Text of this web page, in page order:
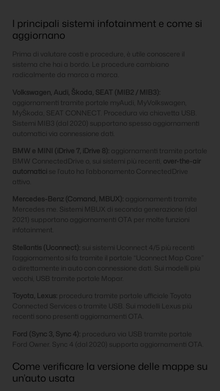
I principali sistemi infotainment e come si
aggiornano
Prima di valutare costi e procedure, è utile conoscere il
sistema che hai a bordo. Le procedure cambiano
radicalmente da marca a marca.
Volkswagen, Audi, Škoda, SEAT (MIB2 / MIB3):
aggiornamenti tramite portale myAudi, MyVolkswagen,
MyŠkoda, SEAT CONNECT. Procedura via chiavetta USB.
Sistemi MIB3 (dal 2020) supportano spesso aggiornamenti
automatici via connessione dati.
BMW e MINI (iDrive 7, iDrive 8): aggiornamenti tramite portale
BMW ConnectedDrive o, sui sistemi più recenti, over-the-air
automatici se l’auto ha l’abbonamento ConnectedDrive
attivo.
Mercedes-Benz (Comand, MBUX): aggiornamenti tramite
Mercedes me. Sistemi MBUX di seconda generazione (dal
2021) supportano aggiornamenti OTA per molte funzioni
infotainment.
Stellantis (Uconnect): sui sistemi Uconnect 4/5 più recenti
l’aggiornamento si fa tramite il portale “Uconnect Map Care”
o direttamente in auto con connessione dati. Sui modelli più
vecchi, USB tramite portale Mopar.
Toyota, Lexus: procedura tramite portale ufficiale Toyota
Connected Services o tramite USB. Sui modelli Lexus più
recenti sono presenti aggiornamenti OTA.
Ford (Sync 3, Sync 4): procedura via USB tramite portale
Ford Owner. Sync 4 (dal 2020) supporta aggiornamenti OTA.
Come verificare la versione delle mappe su
un’auto usata